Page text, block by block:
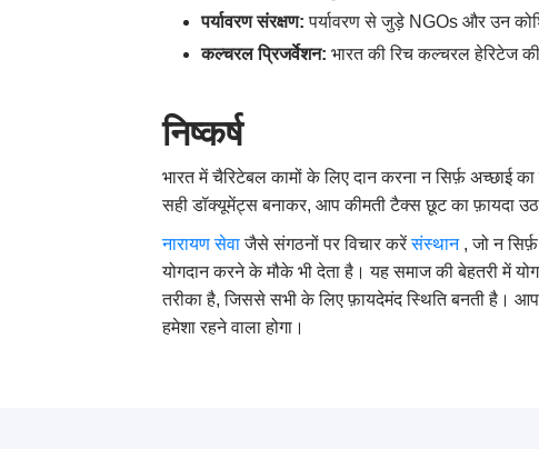
पर्यावरण संरक्षण:पर्यावरण से जुड़े NGOs और उन
कल्चरल प्रिजर्वेशन:भारत की रिच कल्चरल हेरिटेज
निष्कर्ष
भारत में चैरिटेबल कामों के लिए दान करना न सिर्फ़
सही डॉक्यूमेंट्स बनाकर, आप कीमती टैक्स छूट का फ़ायदा
नारायणसेवाजैसे संगठनों पर विचार करेंसंस्थान , जो न
योगदान करने के मौके भी देता है। यह समाज की बेहतरी में
तरीका है, जिससे सभी के लिए फ़ायदेमंद स्थिति बनती है।
हमेशा रहने वाला होगा।